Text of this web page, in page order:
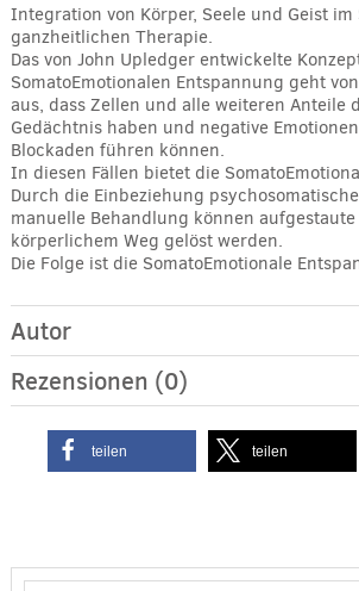
Integration von Körper, Seele und Geist
ganzheitlichen Therapie.
Das von John Upledger entwickelte
SomatoEmotionalen Entspannung geht
aus, dass Zellen und alle weiteren Anteile
Gedächtnis haben und negative
Blockaden führen können.
In diesen Fällen bietet die
Durch die Einbeziehung
manuelle Behandlung können
körperlichem Weg gelöst werden.
Die Folge ist die SomatoEmotionale
Autor
Rezensionen (0)
teilen teilen